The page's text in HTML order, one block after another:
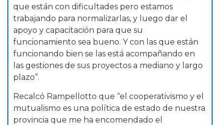
que están con dificultades pero estamos
trabajando para normalizarlas, y luego dar el
apoyo y capacitación para que su
funcionamiento sea bueno. Y con las que están
funcionando bien se las está acompañando en
las gestiones de sus proyectos a mediano y largo
plazo”.
Recalcó Rampellotto que “el cooperativismo y el
mutualismo es una política de estado de nuestra
provincia que me ha encomendado el